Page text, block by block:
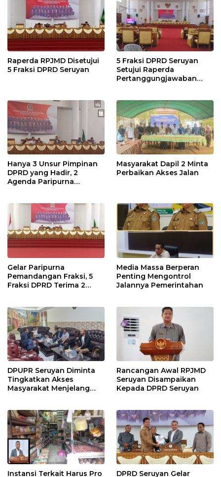
Raperda RPJMD Disetujui
5 Fraksi DPRD Seruyan
5 Fraksi DPRD Seruyan
Setujui Raperda
Pertanggungjawaban
Hanya 3 Unsur Pimpinan
DPRD yang Hadir, 2
Agenda Paripurna
Masyarakat Dapil 2 Minta
Perbaikan Akses Jalan
Gelar Paripurna
Pemandangan Fraksi, 5
Fraksi DPRD Terima 2
Media Massa Berperan
Penting Mengontrol
Jalannya Pemerintahan
DPUPR Seruyan Diminta
Tingkatkan Akses
Masyarakat Menjelang
Rancangan Awal RPJMD
Seruyan Disampaikan
Kepada DPRD Seruyan
Instansi Terkait Harus Pro DPRD Seruyan Gelar